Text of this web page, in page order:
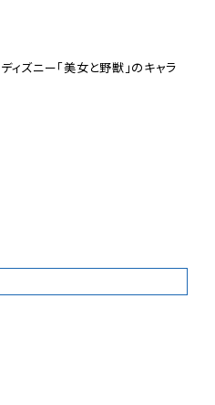
ィズニー「美女と野獣」のキャラ